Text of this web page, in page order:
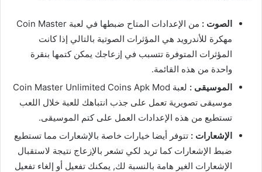
الصوت :
من الإعدادات المتاح ضبطها في لعبة Coin Master
مهكرة للأندرويد هي المؤثرات الصوتية بالتالي إذا كانت
المؤثرات المتوفرة تتسبب في إزعاجك يمكن كتمها بنقرة
واحدة من هذه القائمة.
الموسيقى :
لعبة Coin Master Unlimited Coins Apk Mod
موسيقى تصويرية تعمل على جذب انتباهك للعبة خلال اللعب
تستطيع من هذه الإعدادات العمل على كتم الموسيقى.
الإشعارات : تتوفر أيضا خيارات خاصة بالإشعارات مما تستطيع
ضبط الإشعارات كما تريد لكي تشعر بالإزعاج نتيجة لاستقبال
الإشعارات الغير هامة بالنسبة لك, يمكنك تفعيل أو إلغاء تفعيل